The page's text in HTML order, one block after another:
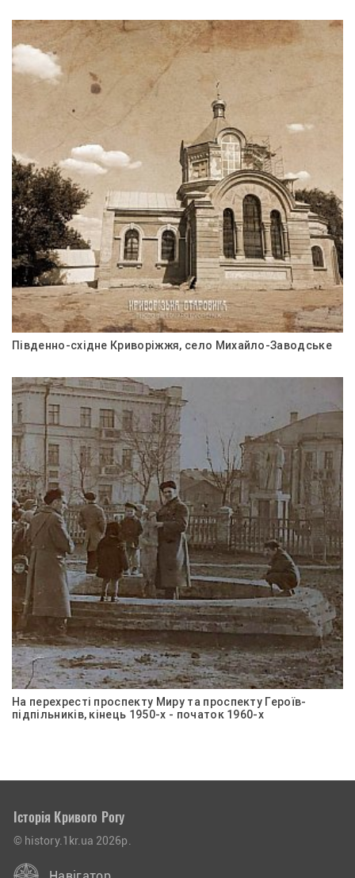
Південно-східне Криворіжжя, село Михайло-Заводське
На перехресті проспекту Миру та проспекту Героїв-
підпільників, кінець 1950-х - початок 1960-х
Історія Кривого Рогу
© history.1kr.ua 2026р.